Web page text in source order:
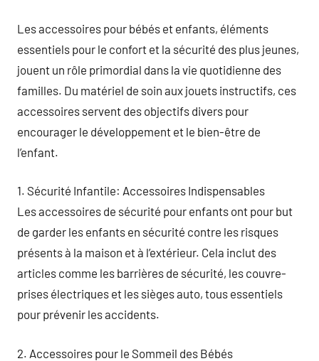
Les accessoires pour bébés et enfants, éléments
essentiels pour le confort et la sécurité des plus jeunes,
jouent un rôle primordial dans la vie quotidienne des
familles. Du matériel de soin aux jouets instructifs, ces
accessoires servent des objectifs divers pour
encourager le développement et le bien-être de
l’enfant.
1. Sécurité Infantile: Accessoires Indispensables
Les accessoires de sécurité pour enfants ont pour but
de garder les enfants en sécurité contre les risques
présents à la maison et à l’extérieur. Cela inclut des
articles comme les barrières de sécurité, les couvre-
prises électriques et les sièges auto, tous essentiels
pour prévenir les accidents.
2. Accessoires pour le Sommeil des Bébés